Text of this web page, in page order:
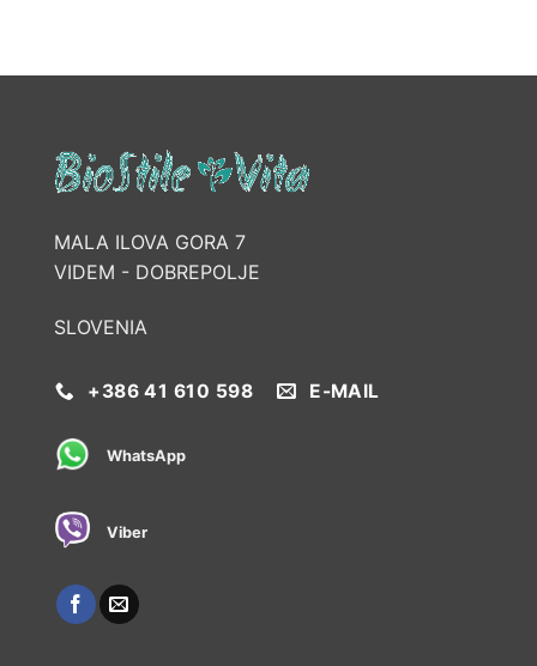
MALA ILOVA GORA 7
VIDEM - DOBREPOLJE
SLOVENIA
+386 41 610 598 E-MAIL
WhatsApp
Viber